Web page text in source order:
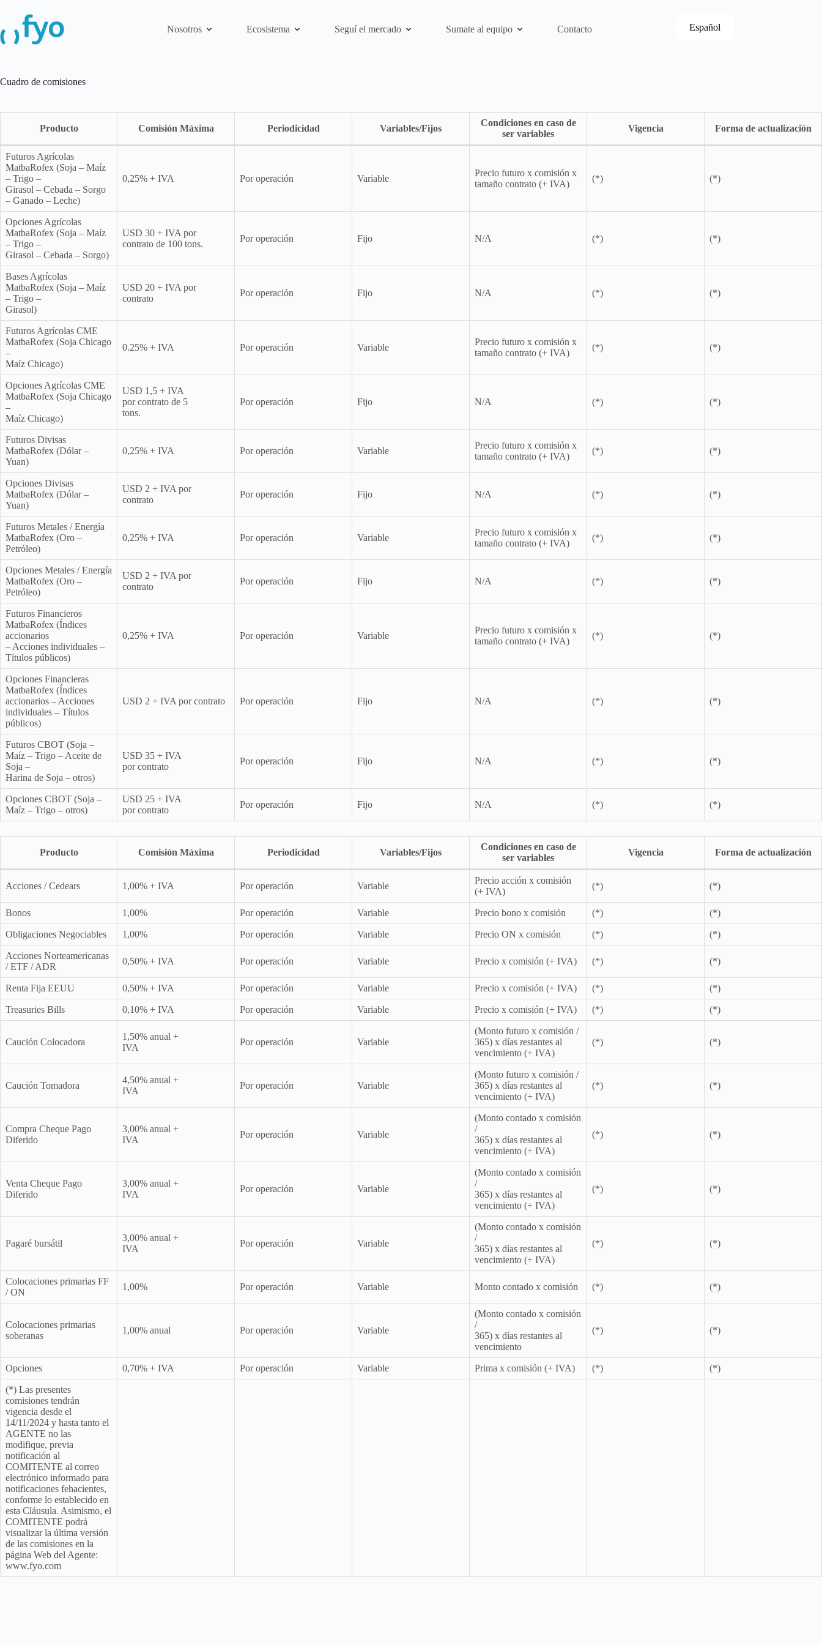
contenido
Nosotros Ecosistema Seguí el mercado Sumate al equipo Contacto English
Español
Cuadro de comisiones
Producto Comisión Máxima Periodicidad Variables/Fijos
Condiciones en caso de
ser variables
Vigencia Forma de actualización
Futuros Agrícolas
MatbaRofex (Soja – Maíz
– Trigo –
Girasol – Cebada – Sorgo
– Ganado – Leche)
0,25% + IVA Por operación Variable
Precio futuro x comisión x
tamaño contrato (+ IVA)
(*) (*)
Opciones Agrícolas
MatbaRofex (Soja – Maíz
– Trigo –
Girasol – Cebada – Sorgo)
USD 30 + IVA por
contrato de 100 tons.
Por operación Fijo N/A (*) (*)
Bases Agrícolas
MatbaRofex (Soja – Maíz
– Trigo –
Girasol)
USD 20 + IVA por
contrato
Por operación Fijo N/A (*) (*)
Futuros Agrícolas CME
MatbaRofex (Soja Chicago
–
Maíz Chicago)
0.25% + IVA Por operación Variable
Precio futuro x comisión x
tamaño contrato (+ IVA)
(*) (*)
Opciones Agrícolas CME
MatbaRofex (Soja Chicago
–
Maíz Chicago)
USD 1,5 + IVA
por contrato de 5
tons.
Por operación Fijo N/A (*) (*)
Futuros Divisas
MatbaRofex (Dólar –
Yuan)
0,25% + IVA Por operación Variable
Precio futuro x comisión x
tamaño contrato (+ IVA)
(*) (*)
Opciones Divisas
MatbaRofex (Dólar –
Yuan)
USD 2 + IVA por
contrato
Por operación Fijo N/A (*) (*)
Futuros Metales / Energía
MatbaRofex (Oro –
Petróleo)
0,25% + IVA Por operación Variable
Precio futuro x comisión x
tamaño contrato (+ IVA)
(*) (*)
Opciones Metales / Energía
MatbaRofex (Oro –
Petróleo)
USD 2 + IVA por
contrato
Por operación Fijo N/A (*) (*)
Futuros Financieros
MatbaRofex (Índices
accionarios
– Acciones individuales –
Títulos públicos)
0,25% + IVA Por operación Variable
Precio futuro x comisión x
tamaño contrato (+ IVA)
(*) (*)
Opciones Financieras
MatbaRofex (Índices
accionarios – Acciones
individuales – Títulos
públicos)
USD 2 + IVA por contrato Por operación Fijo N/A (*) (*)
Futuros CBOT (Soja –
Maíz – Trigo – Aceite de
Soja –
Harina de Soja – otros)
USD 35 + IVA
por contrato
Por operación Fijo N/A (*) (*)
Opciones CBOT (Soja –
Maíz – Trigo – otros)
USD 25 + IVA
por contrato
Por operación Fijo N/A (*) (*)
Producto Comisión Máxima Periodicidad Variables/Fijos
Condiciones en caso de
ser variables
Vigencia Forma de actualización
Acciones / Cedears 1,00% + IVA Por operación Variable
Precio acción x comisión
(+ IVA)
(*) (*)
Bonos 1,00% Por operación Variable Precio bono x comisión (*) (*)
Obligaciones Negociables 1,00% Por operación Variable Precio ON x comisión (*) (*)
Acciones Norteamericanas
/ ETF / ADR
0,50% + IVA Por operación Variable Precio x comisión (+ IVA) (*) (*)
Renta Fija EEUU 0,50% + IVA Por operación Variable Precio x comisión (+ IVA) (*) (*)
Treasuries Bills 0,10% + IVA Por operación Variable Precio x comisión (+ IVA) (*) (*)
Caución Colocadora
1,50% anual +
IVA
Por operación Variable
(Monto futuro x comisión /
365) x días restantes al
vencimiento (+ IVA)
(*) (*)
Caución Tomadora
4,50% anual +
IVA
Por operación Variable
(Monto futuro x comisión /
365) x días restantes al
vencimiento (+ IVA)
(*) (*)
Compra Cheque Pago
Diferido
3,00% anual +
IVA
Por operación Variable
(Monto contado x comisión
/
365) x días restantes al
vencimiento (+ IVA)
(*) (*)
Venta Cheque Pago
Diferido
3,00% anual +
IVA
Por operación Variable
(Monto contado x comisión
/
365) x días restantes al
vencimiento (+ IVA)
(*) (*)
Pagaré bursátil
3,00% anual +
IVA
Por operación Variable
(Monto contado x comisión
/
365) x días restantes al
vencimiento (+ IVA)
(*) (*)
Colocaciones primarias FF
/ ON
1,00% Por operación Variable Monto contado x comisión (*) (*)
Colocaciones primarias
soberanas
1,00% anual Por operación Variable
(Monto contado x comisión
/
365) x días restantes al
vencimiento
(*) (*)
Opciones 0,70% + IVA Por operación Variable Prima x comisión (+ IVA) (*) (*)
(*) Las presentes
comisiones tendrán
vigencia desde el
14/11/2024 y hasta tanto el
AGENTE no las
modifique, previa
notificación al
COMITENTE al correo
electrónico informado para
notificaciones fehacientes,
conforme lo establecido en
esta Cláusula. Asimismo, el
COMITENTE podrá
visualizar la última versión
de las comisiones en la
página Web del Agente:
www.fyo.com